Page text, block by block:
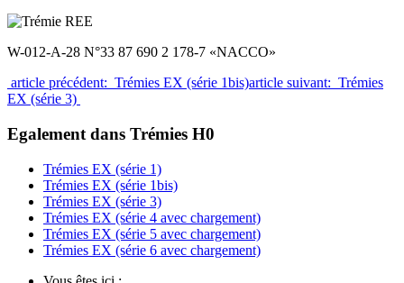
W-012-A-28 N°33 87 690 2 178-7 «NACCO»
article précédent: Trémies EX (série 1bis)article suivant: Trémies
EX (série 3)
Egalement dans Trémies H0
Trémies EX (série 1)
Trémies EX (série 1bis)
Trémies EX (série 3)
Trémies EX (série 4 avec chargement)
Trémies EX (série 5 avec chargement)
Trémies EX (série 6 avec chargement)